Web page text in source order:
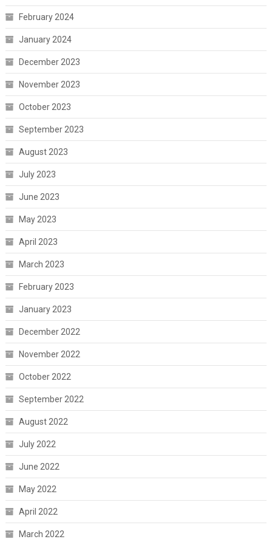
February 2024
January 2024
December 2023
November 2023
October 2023
September 2023
August 2023
July 2023
June 2023
May 2023
April 2023
March 2023
February 2023
January 2023
December 2022
November 2022
October 2022
September 2022
August 2022
July 2022
June 2022
May 2022
April 2022
March 2022